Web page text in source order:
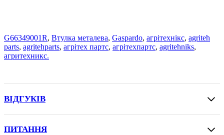
G66349001R, Втулка металева, Gaspardo, агрітехнікс, agriteh
parts, agritehparts, агрітех партс, агрітехпартс, agritehniks,
агритехникс.
ВІДГУКІВ
ПИТАННЯ